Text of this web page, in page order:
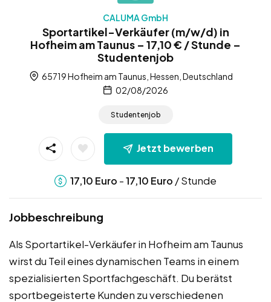
CALUMA GmbH
Sportartikel-Verkäufer (m/w/d) in
Hofheim am Taunus – 17,10 € / Stunde –
Studentenjob
65719 Hofheim am Taunus, Hessen, Deutschland
02/08/2026
Studentenjob
Jetzt bewerben
17,10 Euro -17,10 Euro / Stunde
Jobbeschreibung
Als Sportartikel-Verkäufer in Hofheim am Taunus
wirst du Teil eines dynamischen Teams in einem
spezialisierten Sportfachgeschäft. Du berätst
sportbegeisterte Kunden zu verschiedenen